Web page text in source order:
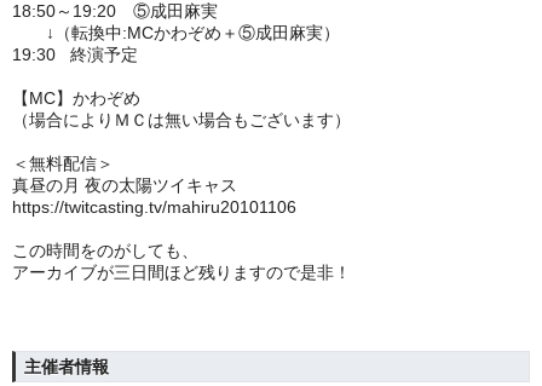
18:50～19:20 ⑤成田麻実
↓（転換中:MCかわぞめ＋⑤成田麻実）
19:30 終演予定
【MC】かわぞめ
（場合によりＭＣは無い場合もございます）
＜無料配信＞
真昼の月 夜の太陽ツイキャス
https://twitcasting.tv/mahiru20101106
この時間をのがしても、
アーカイブが三日間ほど残りますので是非！
主催者情報